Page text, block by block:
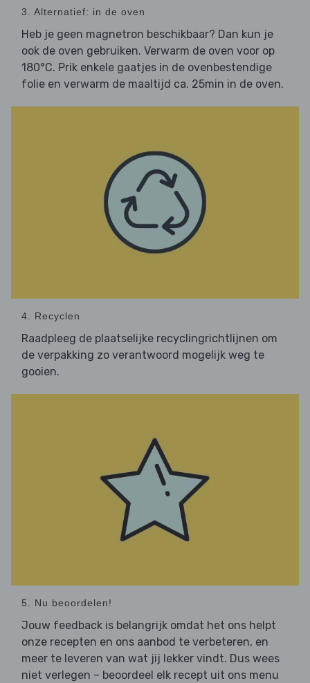
3. Alternatief: in de oven
Heb je geen magnetron beschikbaar? Dan kun je
ook de oven gebruiken. Verwarm de oven voor op
180°C. Prik enkele gaatjes in de ovenbestendige
folie en verwarm de maaltijd ca. 25min in de oven.
4. Recyclen
Raadpleeg de plaatselijke recyclingrichtlijnen om
de verpakking zo verantwoord mogelijk weg te
gooien.
5. Nu beoordelen!
Jouw feedback is belangrijk omdat het ons helpt
onze recepten en ons aanbod te verbeteren, en
meer te leveren van wat jij lekker vindt. Dus wees
niet verlegen – beoordeel elk recept uit ons menu